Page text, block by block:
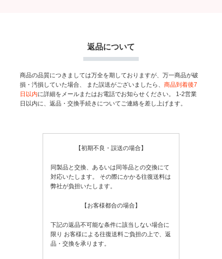
返品について
商品の品質につきましては万全を期しておりますが、万一商品が破
損・汚損していた場合、
また誤送がございましたら、商品到着後7
日以内に詳細をメールまたはお電話でお知らせください。
1-2営業
日以内に、返品・交換手続きについてご連絡を差し上げます。
【初期不良・誤送の場合】
同製品と交換、あるいは同等品との交換にて
対応いたします。
その際にかかる往復送料は
弊社が負担いたします。
【お客様都合の場合】
下記の返品不可能な条件に該当しない場合に
限り お客様による往復送料ご負担の上で、返
品・交換を承ります。